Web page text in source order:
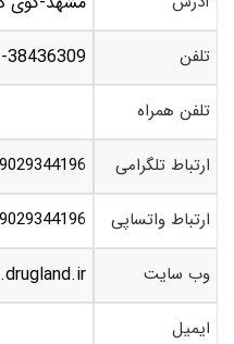
تلفن 38436309
تلفن همراه
ارتباط تلگرامی
ارتباط واتساپی
وب سایت
ایمیل